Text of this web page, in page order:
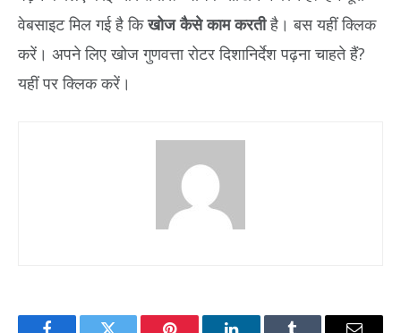
वेबसाइट मिल गई है किखोज कैसे काम करतीहै। बस यहीं क्लिक
करें। अपने लिए खोज गुणवत्ता रोटर दिशानिर्देश पढ़ना चाहते हैं?
यहीं पर क्लिक करें।